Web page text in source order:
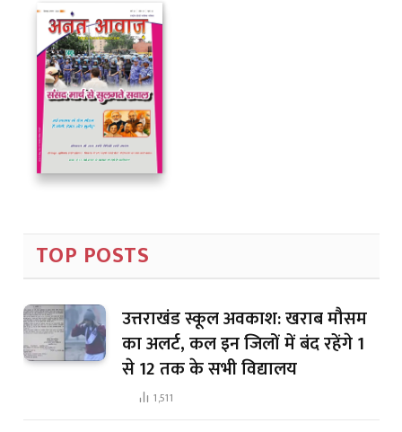
TOP POSTS
उत्तराखंड स्कूल अवकाश: खराब मौसम
का अलर्ट, कल इन जिलों में बंद रहेंगे 1
से 12 तक के सभी विद्यालय
1,511